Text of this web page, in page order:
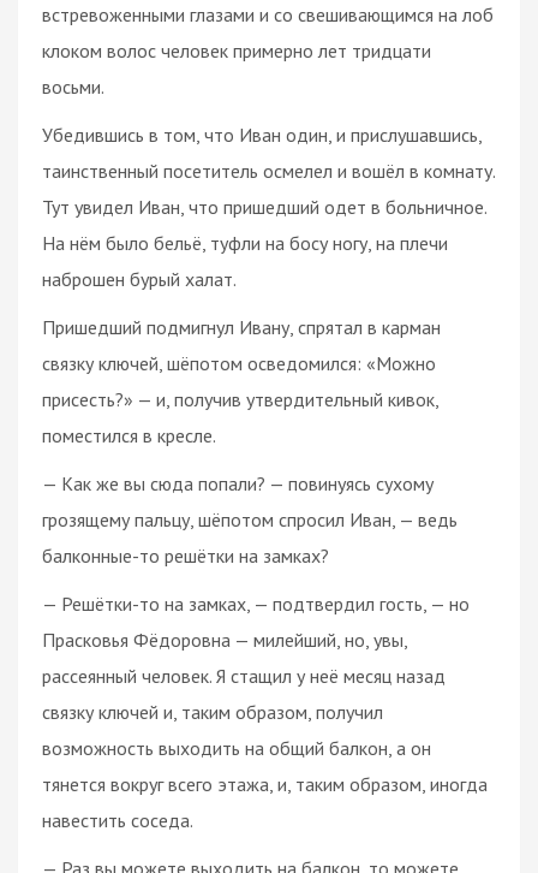
встревоженными глазами и со свешивающимся на лоб
клоком волос человек примерно лет тридцати
восьми.
Убедившись в том, что Иван один, и прислушавшись,
таинственный посетитель осмелел и вошёл в комнату.
Тут увидел Иван, что пришедший одет в больничное.
На нём было бельё, туфли на босу ногу, на плечи
наброшен бурый халат.
Пришедший подмигнул Ивану, спрятал в карман
связку ключей, шёпотом осведомился: «Можно
присесть?» — и, получив утвердительный кивок,
поместился в кресле.
— Как же вы сюда попали? — повинуясь сухому
грозящему пальцу, шёпотом спросил Иван, — ведь
балконные-то решётки на замках?
— Решётки-то на замках, — подтвердил гость, — но
Прасковья Фёдоровна — милейший, но, увы,
рассеянный человек. Я стащил у неё месяц назад
связку ключей и, таким образом, получил
возможность выходить на общий балкон, а он
тянется вокруг всего этажа, и, таким образом, иногда
навестить соседа.
— Раз вы можете выходить на балкон, то можете